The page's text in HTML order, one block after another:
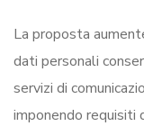
La proposta
dati personali
servizi di
imponendo